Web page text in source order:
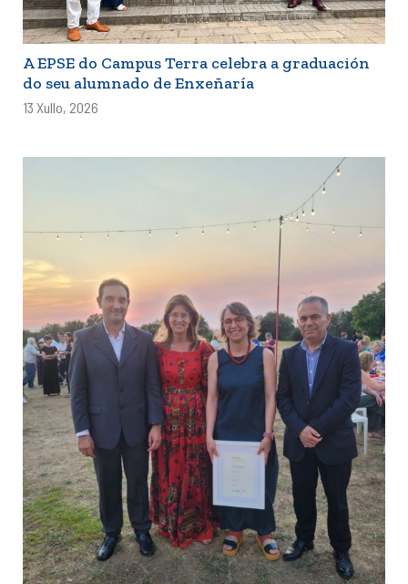
A EPSE do Campus Terra celebra a graduación
do seu alumnado de Enxeñaría
13 Xullo, 2026